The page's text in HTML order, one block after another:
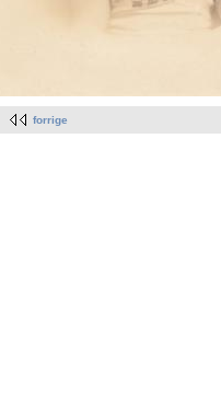
forrige